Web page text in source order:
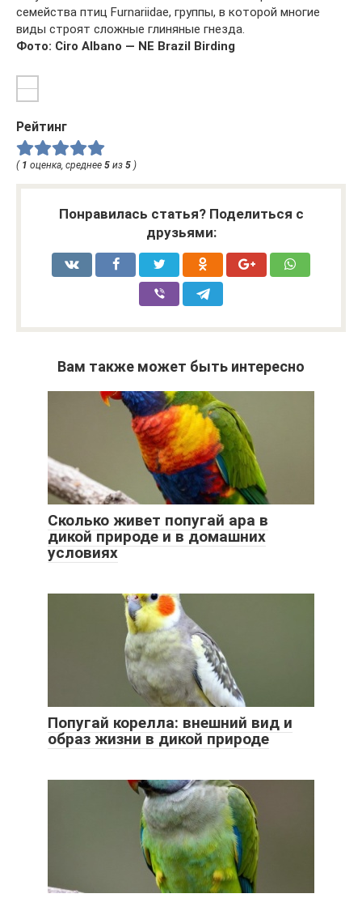
семейства птиц Furnariidae, группы, в которой многие
виды строят сложные глиняные гнезда.
Фото: Ciro Albano — NE Brazil Birding
Рейтинг
( 1 оценка, среднее 5 из 5 )
Понравилась статья? Поделиться с
друзьями:
Вам также может быть интересно
Сколько живет попугай ара в
дикой природе и в домашних
условиях
Попугай корелла: внешний вид и
образ жизни в дикой природе